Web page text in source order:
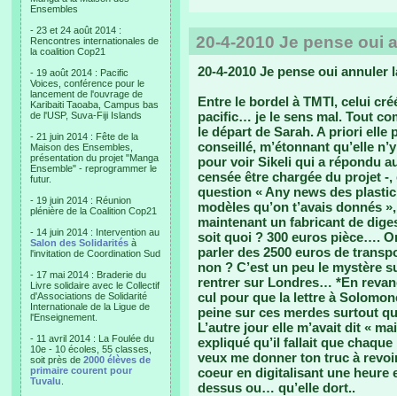
Ensembles
- 23 et 24 août 2014 :
Rencontres internationales de
la coalition Cop21
- 19 août 2014 : Pacific
Voices, conférence pour le
lancement de l'ouvrage de
Karibaiti Taoaba, Campus bas
de l'USP, Suva-Fiji Islands
- 21 juin 2014 : Fête de la
Maison des Ensembles,
présentation du projet "Manga
Ensemble" - reprogrammer le
futur.
- 19 juin 2014 : Réunion
plénière de la Coalition Cop21
- 14 juin 2014 : Intervention au
Salon des Solidarités à
l'invitation de Coordination Sud
- 17 mai 2014 : Braderie du
Livre solidaire avec le Collectif
d'Associations de Solidarité
Internationale de la Ligue de
l'Enseignement.
- 11 avril 2014 : La Foulée du
10e - 10 écoles, 55 classes,
soit près de 2000 élèves de
primaire courent pour
Tuvalu
20-4-2010 Je pense oui
20-4-2010 Je pense oui annuler
Entre le bordel à TMTI, celui
pacific… je le sens mal. Tout
le départ de Sarah. A priori elle
conseillé, m’étonnant qu’elle
pour voir Sikeli qui a répondu
censée être chargée du projet -
question « Any news des
modèles qu’on t’avais donnés
maintenant un fabricant de
soit quoi ? 300 euros pièce….
parler des 2500 euros de
non ? C’est un peu le mystère
rentrer sur Londres… *En
cul pour que la lettre à
peine sur ces merdes surtout
L’autre jour elle m’avait dit «
expliqué qu’il fallait que
veux me donner ton truc à
coeur en digitalisant une heure
dessus ou… qu’elle dort..